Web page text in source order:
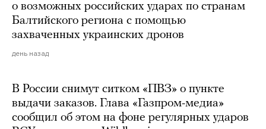
о возможных российских ударах по странам
Балтийского региона с помощью
захваченных украинских дронов
день назад
В России снимут ситком «ПВЗ» о пункте
выдачи заказов. Глава «Газпром-медиа»
сообщил об этом на фоне регулярных ударов